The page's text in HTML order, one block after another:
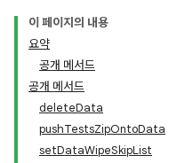
이 페이지의 내용
요약
공개 메서드
공개 메서드
deleteData
pushTestsZipOntoData
setDataWipeSkipList